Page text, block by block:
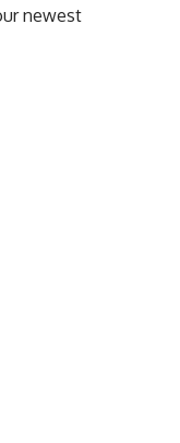
newest